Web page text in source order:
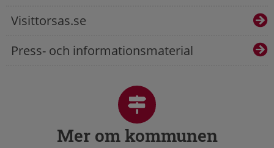
Visittorsas.se
Press- och informationsmaterial
Mer om kommunen